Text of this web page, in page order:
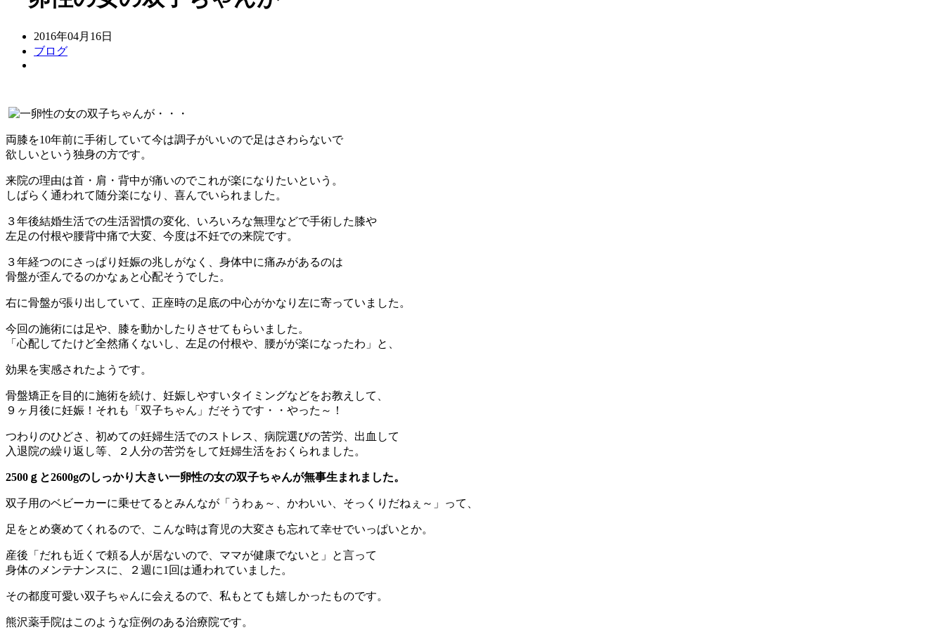
2016年04月16日
ブログ
両膝を10年前に手術していて今は調子がいいので足はさわらないで
欲しいという独身の方です。
来院の理由は首・肩・背中が痛いのでこれが楽になりたいという。
しばらく通われて随分楽になり、喜んでいられました。
３年後結婚生活での生活習慣の変化、いろいろな無理などで手術した膝や
左足の付根や腰背中痛で大変、今度は不妊での来院です。
３年経つのにさっぱり妊娠の兆しがなく、身体中に痛みがあるのは
骨盤が歪んでるのかなぁと心配そうでした。
右に骨盤が張り出していて、正座時の足底の中心がかなり左に寄っていました。
今回の施術には足や、膝を動かしたりさせてもらいました。
「心配してたけど全然痛くないし、左足の付根や、腰がが楽になったわ」と、
効果を実感されたようです。
骨盤矯正を目的に施術を続け、妊娠しやすいタイミングなどをお教えして、
９ヶ月後に妊娠！それも「双子ちゃん」だそうです・・やった～！
つわりのひどさ、初めての妊婦生活でのストレス、病院選びの苦労、出血して
入退院の繰り返し等、２人分の苦労をして妊婦生活をおくられました。
2500ｇと2600gのしっかり大きい一卵性の女の双子ちゃんが無事生まれました。
双子用のベビーカーに乗せてるとみんなが「うわぁ～、かわいい、そっくりだねぇ～」って、
足をとめ褒めてくれるので、こんな時は育児の大変さも忘れて幸せでいっぱいとか。
産後「だれも近くで頼る人が居ないので、ママが健康でないと」と言って
身体のメンテナンスに、２週に1回は通われていました。
その都度可愛い双子ちゃんに会えるので、私もとても嬉しかったものです。
熊沢薬手院はこのような症例のある治療院です。